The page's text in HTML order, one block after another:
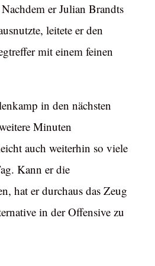
er Julian Brandts
leitete er den
mit einem feinen
in den nächsten
Minuten
auch weiterhin so viele
Kann er die
hat er durchaus das Zeug
in der Offensive zu